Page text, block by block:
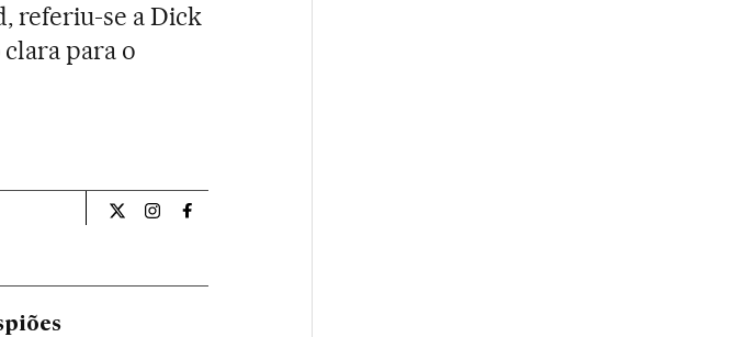
referiu-se a Dick
para o
Internacional El País Brasil en Twitter
Internacional El País Brasil en Instagram
Internacional El País Brasil en Facebook